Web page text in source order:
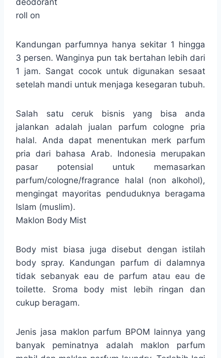
roll on
Kandungan parfumnya hanya sekitar 1 hingga
3 persen. Wanginya pun tak bertahan lebih dari
1 jam. Sangat cocok untuk digunakan sesaat
setelah mandi untuk menjaga kesegaran tubuh.
Salah satu ceruk bisnis yang bisa anda
jalankan adalah jualan parfum cologne pria
halal. Anda dapat menentukan merk parfum
pria dari bahasa Arab. Indonesia merupakan
pasar potensial untuk memasarkan
parfum/cologne/fragrance halal (non alkohol),
mengingat mayoritas penduduknya beragama
Islam (muslim).
Maklon Body Mist
Body mist biasa juga disebut dengan istilah
body spray. Kandungan parfum di dalamnya
tidak sebanyak eau de parfum atau eau de
toilette. Sroma body mist lebih ringan dan
cukup beragam.
Jenis jasa maklon parfum BPOM lainnya yang
banyak peminatnya adalah maklon parfum